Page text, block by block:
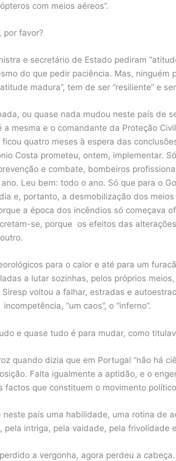
com meios aéreos”.
por favor?
e secretário de Estado pediram
do que pedir paciência. Mas, ninguém
madura”, tem de ser “resiliente” e ser
ou quase nada mudou neste país de
a mesma e o comandante da Proteção
quatro meses à espera das
Costa prometeu, ontem, implementar.
e combate, bombeiros
Leu bem: todo o ano. Só que para o
e, portanto, a desmobilização dos
a época dos incêndios só começava
se, porque os efeitos das
para o calor e até para um
a lutar sozinhas, pelos próprios
voltou a falhar, estradas e
“um caos”, o “inferno”.
e quase tudo é para mudar, como
quando dizia que em Portugal “não há
Falta igualmente a aptidão, e o
factos que constituem o movimento
neste país uma habilidade, uma rotina de
pela intriga, pela vaidade, pela frivolidade
a vergonha, agora perdeu a